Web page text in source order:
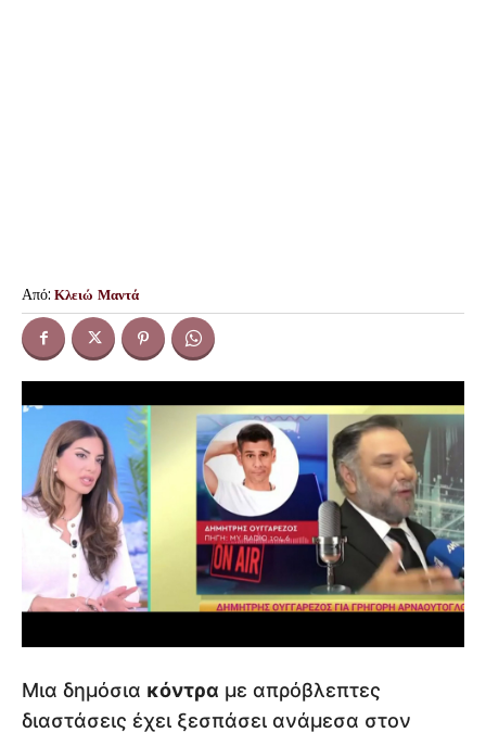
Από: Κλειώ Μαντά
Μια δημόσια κόντρα με απρόβλεπτες
διαστάσεις έχει ξεσπάσει ανάμεσα στον